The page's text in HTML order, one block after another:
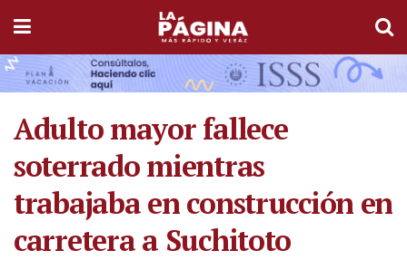
Adulto mayor fallece
soterrado mientras
trabajaba en construcción en
carretera a Suchitoto